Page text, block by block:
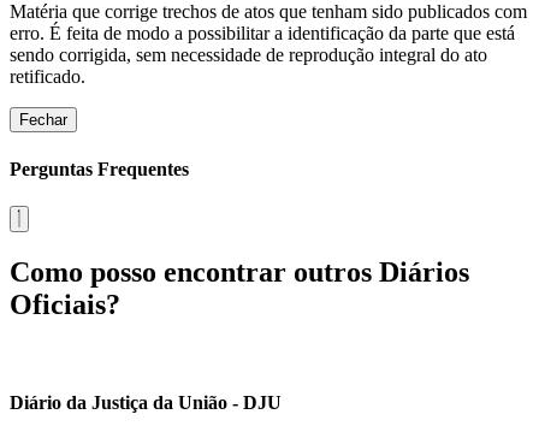
Matéria que corrige trechos de atos que tenham sido publicados com
erro. É feita de modo a possibilitar a identificação da parte que está
sendo corrigida, sem necessidade de reprodução integral do ato
retificado.
Fechar
Perguntas Frequentes
Como posso encontrar outros Diários
Oficiais?
Diário da Justiça da União - DJU